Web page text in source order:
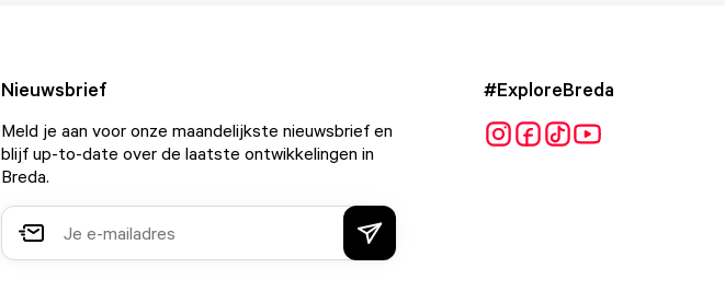
Nieuwsbrief
Meld je aan voor onze maandelijkste nieuwsbrief en
blijf up-to-date over de laatste ontwikkelingen in
Breda.
#ExploreBreda